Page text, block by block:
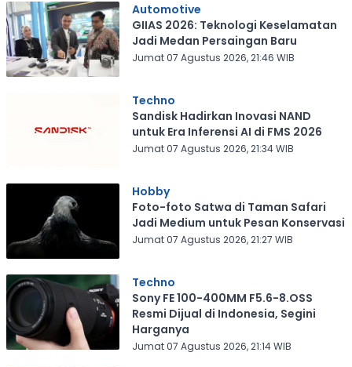
Automotive
GIIAS 2026: Teknologi Keselamatan
Jadi Medan Persaingan Baru
Jumat 07 Agustus 2026, 21:46 WIB
Techno
Sandisk Hadirkan Inovasi NAND
untuk Era Inferensi AI di FMS 2026
Jumat 07 Agustus 2026, 21:34 WIB
Hobby
Foto-foto Satwa di Taman Safari
Jadi Medium untuk Pesan Konservasi
Jumat 07 Agustus 2026, 21:27 WIB
Techno
Sony FE 100-400MM F5.6-8.OSS
Resmi Dijual di Indonesia, Segini
Harganya
Jumat 07 Agustus 2026, 21:14 WIB